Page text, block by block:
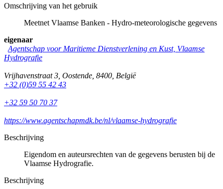
Omschrijving van het gebruik
Meetnet Vlaamse Banken - Hydro-meteorologische gegevens
eigenaar
Agentschap voor Maritieme Dienstverlening en Kust, Vlaamse
Hydrografie
Vrijhavenstraat 3 Oostende 8400 België
+32 (0)59 55 42 43
+32 59 50 70 37
https://www.agentschapmdk.be/nl/vlaamse-hydrografie
Beschrijving
Eigendom en auteursrechten van de gegevens berusten bij de
Vlaamse Hydrografie.
Beschrijving